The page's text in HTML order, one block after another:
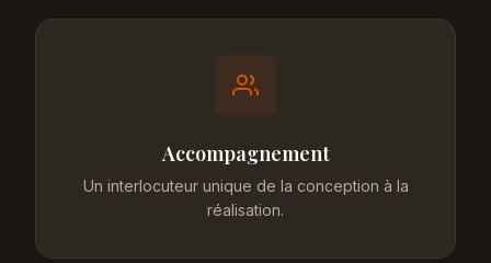
Accompagnement
Un interlocuteur unique de la conception à la
réalisation.